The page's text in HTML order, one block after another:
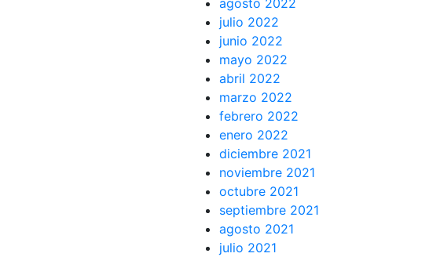
julio 2022
junio 2022
mayo 2022
abril 2022
marzo 2022
febrero 2022
enero 2022
diciembre 2021
noviembre 2021
octubre 2021
septiembre 2021
agosto 2021
julio 2021